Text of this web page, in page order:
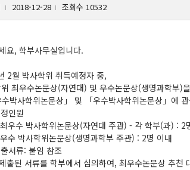
l 2018-12-28 l 조회수 10532
요, 학부사무실입니다.
2월 박사학위 취득예정자 중,
최우수논문상(자연대) 및 우수논문상(생명과학부)
수박사학위논문상」 및 「우수박사학위논문상」에
인원
수 박사학위논문상(자연대 주관) - 각 학부(과) : 2
박사학위논문상(생명과학부 주관) : 2명 이내
서류: 붙임 참조
된 서류를 학부에서 심의하여, 최우수논문상 추천